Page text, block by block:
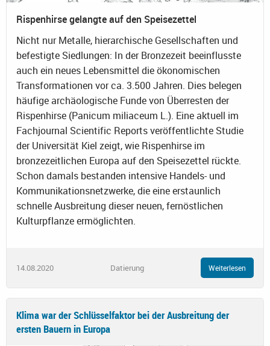
Rispenhirse gelangte auf den Speisezettel
Nicht nur Metalle, hierarchische Gesellschaften und
befestigte Siedlungen: In der Bronzezeit beeinflusste
auch ein neues Lebensmittel die ökonomischen
Transformationen vor ca. 3.500 Jahren. Dies belegen
häufige archäologische Funde von Überresten der
Rispenhirse (Panicum miliaceum L.). Eine aktuell im
Fachjournal Scientific Reports veröffentlichte Studie
der Universität Kiel zeigt, wie Rispenhirse im
bronzezeitlichen Europa auf den Speisezettel rückte.
Schon damals bestanden intensive Handels- und
Kommunikationsnetzwerke, die eine erstaunlich
schnelle Ausbreitung dieser neuen, fernöstlichen
Kulturpflanze ermöglichten.
14.08.2020 Datierung Weiterlesen
Klima war der Schlüsselfaktor bei der Ausbreitung der
ersten Bauern in Europa